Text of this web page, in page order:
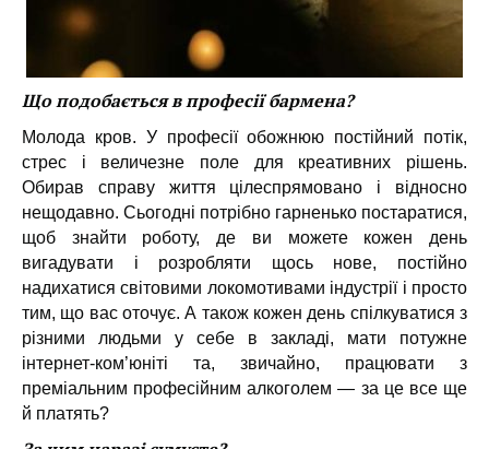
Що подобається в професії бармена?
Молода кров. У професії обожнюю постійний потік,
стрес і величезне поле для креативних рішень.
Обирав справу життя цілеспрямовано і відносно
нещодавно. Сьогодні потрібно гарненько постаратися,
щоб знайти роботу, де ви можете кожен день
вигадувати і розробляти щось нове, постійно
надихатися світовими локомотивами індустрії і просто
тим, що вас оточує. А також кожен день спілкуватися з
різними людьми у себе в закладі, мати потужне
інтернет-ком’юніті та, звичайно, працювати з
преміальним професійним алкоголем — за це все ще
й платять?